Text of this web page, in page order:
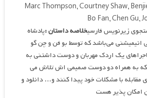
زیرنویس فارسیخلاصه داستان :پادشاه
انیمیشنی می‌باشد که توسط بو فن و چن گو
یک اردک مهربان و دوست داشتنی به
که به همراه دو دوست صمیمی اش تلاش می
مقابله با مشکلات خود پیدا کنند و… دانلود و